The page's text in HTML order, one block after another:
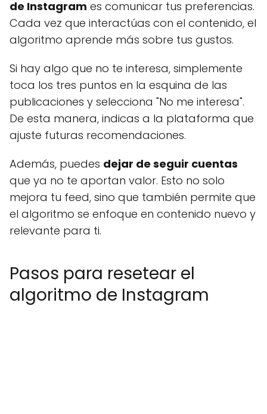
de Instagram es comunicar tus preferencias.
Cada vez que interactúas con el contenido, el
algoritmo aprende más sobre tus gustos.
Si hay algo que no te interesa, simplemente
toca los tres puntos en la esquina de las
publicaciones y selecciona "No me interesa".
De esta manera, indicas a la plataforma que
ajuste futuras recomendaciones.
Además, puedes dejar de seguir cuentas
que ya no te aportan valor. Esto no solo
mejora tu feed, sino que también permite que
el algoritmo se enfoque en contenido nuevo y
relevante para ti.
Pasos para resetear el
algoritmo de Instagram